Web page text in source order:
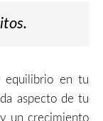
equilibrio en tu
aspecto de tu
un crecimiento